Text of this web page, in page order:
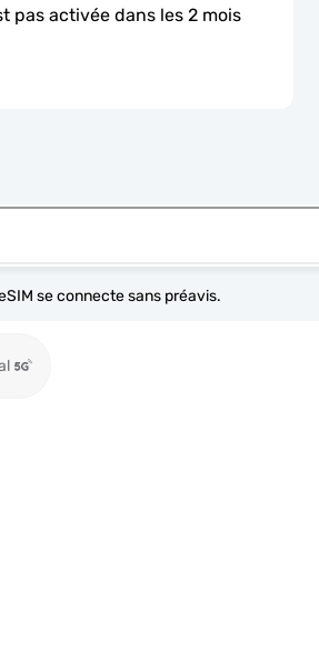
pas activée dans les 2 mois
se connecte sans préavis.